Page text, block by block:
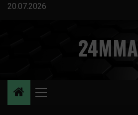
Перейти
20.07.2026
24MMA
Основное